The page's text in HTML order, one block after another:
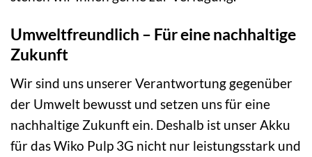
Umweltfreundlich – Für eine nachhaltige
Zukunft
Wir sind uns unserer Verantwortung gegenüber
der Umwelt bewusst und setzen uns für eine
nachhaltige Zukunft ein. Deshalb ist unser Akku
für das Wiko Pulp 3G nicht nur leistungsstark und